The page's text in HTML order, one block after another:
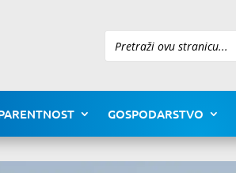
Pretraži
GOSPODARSTVO